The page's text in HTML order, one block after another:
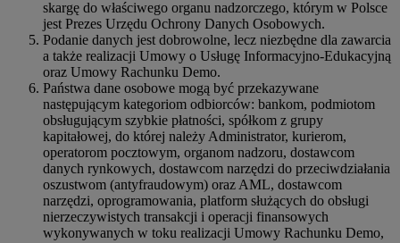
skargę do właściwego organu nadzorczego, którym w Polsce
jest Prezes Urzędu Ochrony Danych Osobowych.
Podanie danych jest dobrowolne, lecz niezbędne dla zawarcia
a także realizacji Umowy o Usługę Informacyjno-Edukacyjną
oraz Umowy Rachunku Demo.
Państwa dane osobowe mogą być przekazywane
następującym kategoriom odbiorców: bankom, podmiotom
obsługującym szybkie płatności, spółkom z grupy
kapitałowej, do której należy Administrator, kurierom,
operatorom pocztowym, organom nadzoru, dostawcom
danych rynkowych, dostawcom narzędzi do przeciwdziałania
oszustwom (antyfraudowym) oraz AML, dostawcom
narzędzi, oprogramowania, platform służących do obsługi
nierzeczywistych transakcji i operacji finansowych
wykonywanych w toku realizacji Umowy Rachunku Demo,